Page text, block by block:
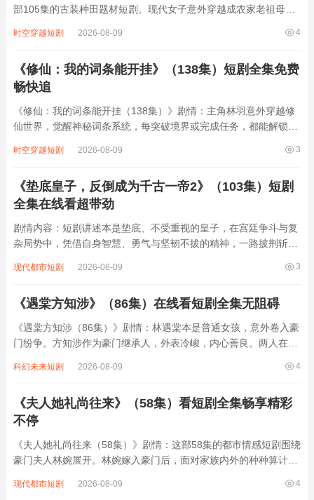
部105集的古装种田题材短剧。现代女子意外穿越成农家老祖母，
韧毅力，带领全家开荒种地、改良农具、经营作坊。从制作豆腐到
4
时空穿越短剧 2026-08-09
《修仙：我的词条能开挂》（138集）短剧全集免费
畅快追
《修仙：我的词条能开挂（138集）》剧情：主角林羽意外穿越修
仙世界，觉醒神秘词条系统，每突破境界或完成任务，都能解锁逆
本。面对宗门内斗、妖兽横行、仙魔纷争，林羽凭借词条开挂一路
3
时空穿越短剧 2026-08-09
《垫底皇子，反倒成为千古一帝2》（103集）短剧
全集在线看超带劲
剧情内容：短剧讲述本是垫底、不受重视的皇子，在宫廷争斗与复
杂局势中，凭借自身智慧、勇气与坚韧不拔的精神，一路披荆斩
默无闻到崭露头角，在政治、军事等多方面展现出卓越才能。最
3
现代都市短剧 2026-08-09
《遇棠方知涉》（86集）在线看短剧全集无阻碍
《遇棠方知涉（86集）》剧情：林遇棠本是普通女孩，意外卷入豪
门纷争。方知涉作为豪门继承人，外表冷峻，内心善良。两人在一
韧和善良打动了方知涉，而方知涉的深情守护也让林遇棠心动。他
4
科幻未来短剧 2026-08-09
《夫人她礼尚往来》（58集）看短剧全集畅享精彩
不停
《夫人她礼尚往来（58集）》剧情：这部58集的都市情感短剧围绕
豪门夫人林婉展开。林婉嫁入豪门后，面对家族内外的种种算计与
真诚，对恶意则巧妙回击。在守护家庭与事业的过程中，她不仅赢
4
现代都市短剧 2026-08-09